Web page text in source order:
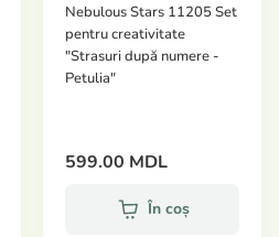
Nebulous Stars 11205 Set
pentru creativitate
"Strasuri după numere -
Petulia"
599.00 MDL
În coș